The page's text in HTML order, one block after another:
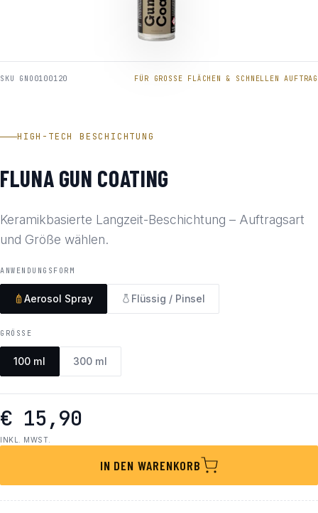
SKU GNO0100120 FÜR GROSSE FLÄCHEN & SCHNELLEN AUFTRAG
HIGH-TECH BESCHICHTUNG
FLUNA GUN COATING
Keramikbasierte Langzeit-Beschichtung – Auftragsart
und Größe wählen.
ANWENDUNGSFORM
Aerosol Spray Flüssig / Pinsel
GRÖSSE
100 ml 300 ml
€ 15,90
INKL. MWST.
IN DEN WARENKORB